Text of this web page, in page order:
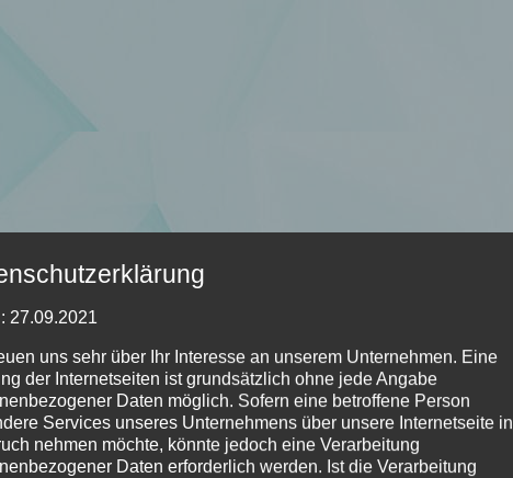
27.09.2021
uns sehr über Ihr Interesse an unserem Unternehmen. Eine
der Internetseiten ist grundsätzlich ohne jede Angabe
Daten möglich. Sofern eine betroffene Person
Services unseres Unternehmens über unsere Internetseite in
nehmen möchte, könnte jedoch eine Verarbeitung
Daten erforderlich werden. Ist die Verarbeitung